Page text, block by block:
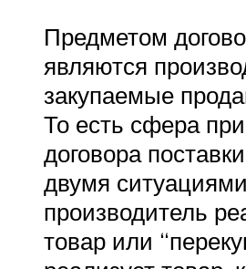
Предметом
являются
закупаемые
То есть сфера
договора
двумя
производитель
товар или